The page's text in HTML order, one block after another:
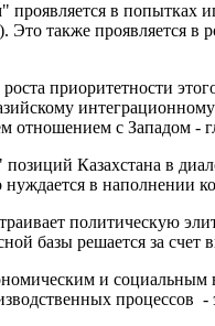
в
также проявляется в
приоритетности
с Западом
Казахстана в
нуждается в наполнении
политическую
базы решается за
и
процессов